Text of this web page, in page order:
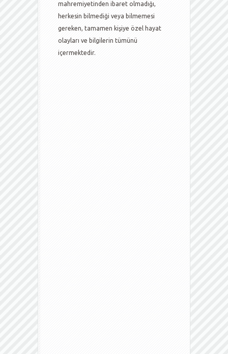
mahremiyetinden ibaret olmadığı,
herkesin bilmediği veya bilmemesi
gereken, tamamen kişiye özel hayat
olayları ve bilgilerin tümünü
içermektedir.